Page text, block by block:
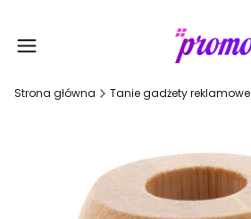
Strona główna Tanie gadżety reklamowe